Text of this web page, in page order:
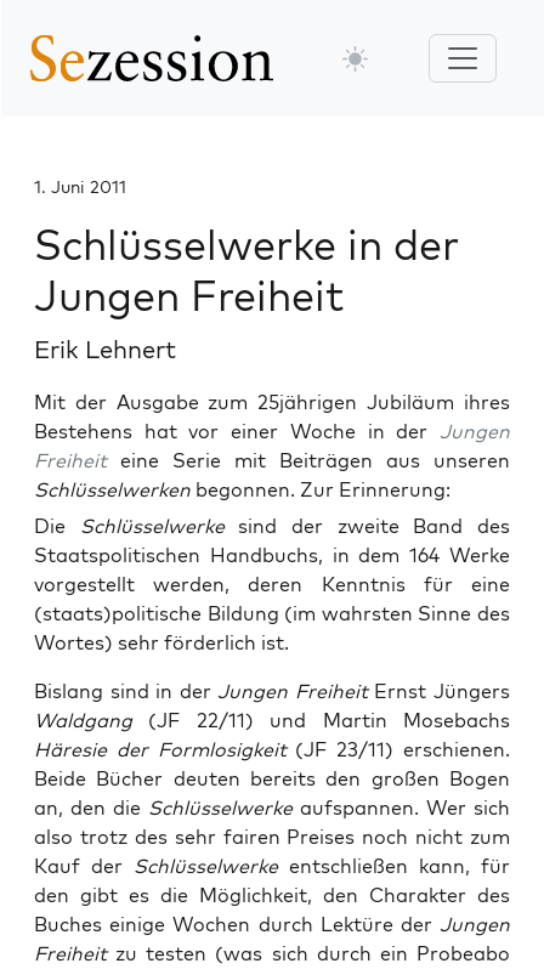
1. Juni 2011
Schlüsselwerke in der
Jungen Freiheit
Erik Lehnert
Mit der Ausgabe zum 25jährigen Jubiläum ihres
Bestehens hat vor einer Woche in der Jungen
Freiheiteine Serie mit Beiträgen aus unseren
Schlüsselwerken begonnen. Zur Erinnerung:
Die Schlüs­sel­wer­kesind der zwei­te Band des
Staats­po­li­ti­schen Hand­buchs, in dem 164 Wer­ke
vor­ge­stellt wer­den, deren Kennt­nis für eine
(staats)politische Bil­dung (im wahrs­ten Sin­ne des
Wor­tes) sehr för­der­lich ist.
Bis­lang sind in derJun­gen Frei­heitErnst Jün­gers
Wald­gang(JF 22/11) und Mar­tin Mose­bachs
Häre­sie der Form­lo­sig­keit(JF 23/11) erschie­nen.
Bei­de Bücher deu­ten bereits den gro­ßen Bogen
an, den die Schlüs­sel­wer­keauf­span­nen. Wer sich
also trotz des sehr fai­ren Prei­ses noch nicht zum
Kauf der Schlüs­sel­wer­keent­schlie­ßen kann, für
den gibt es die Mög­lich­keit, den Cha­rak­ter des
Buches eini­ge Wochen durch Lek­tü­re der Jun­gen
Frei­heitzu tes­ten (was sich durch ein Pro­be­abo